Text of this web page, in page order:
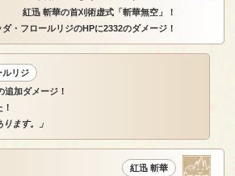
紅迅 斬華の首刈術虚式「斬華無空」！
ダ・フロールリジのHPに2332のダメージ！
ルリジ
追加ダメージ！
ります。」
紅迅 斬華